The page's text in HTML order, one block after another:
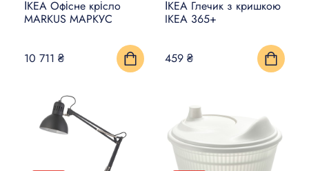
ІКЕА Офісне крісло
MARKUS МАРКУС
10 711 ₴
ІКЕА Глечик з кришкою
IKEA 365+
459 ₴